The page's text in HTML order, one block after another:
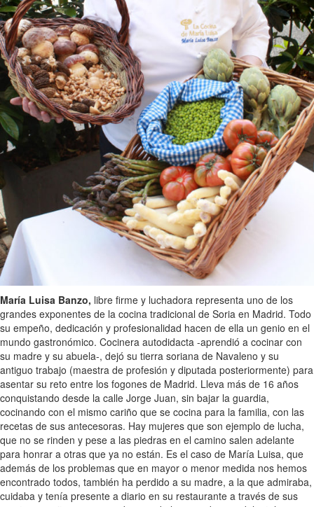
María Luisa Banzo, libre firme y luchadora representa uno de los
grandes exponentes de la cocina tradicional de Soria en Madrid. Todo
su empeño, dedicación y profesionalidad hacen de ella un genio en el
mundo gastronómico. Cocinera autodidacta -aprendió a cocinar con
su madre y su abuela-, dejó su tierra soriana de Navaleno y su
antiguo trabajo (maestra de profesión y diputada posteriormente) para
asentar su reto entre los fogones de Madrid. Lleva más de 16 años
conquistando desde la calle Jorge Juan, sin bajar la guardia,
cocinando con el mismo cariño que se cocina para la familia, con las
recetas de sus antecesoras. Hay mujeres que son ejemplo de lucha,
que no se rinden y pese a las piedras en el camino salen adelante
para honrar a otras que ya no están. Es el caso de María Luisa, que
además de los problemas que en mayor o menor medida nos hemos
encontrado todos, también ha perdido a su madre, a la que admiraba,
cuidaba y tenía presente a diario en su restaurante a través de sus